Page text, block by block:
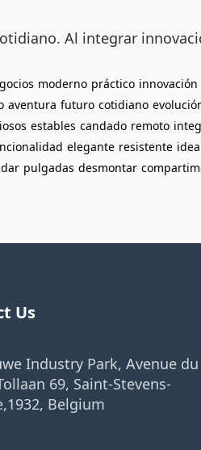
Al integrar
moderno práctico innovación
aventura futuro cotidiano
estables candado remoto
elegante resistente
pulgadas desmontar
Us
Industry Park, Avenue du
69, Saint-Stevens-
Belgium